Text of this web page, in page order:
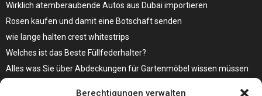
Berechtigungen verwalten
Wirklich atemberaubende Autos aus Dubai importieren
Rosen kaufen und damit eine Botschaft senden
wie lange halten crest whitestrips
Welches ist das Beste Füllfederhalter?
Alles was Sie über Abdeckungen für Gartenmöbel wissen müssen